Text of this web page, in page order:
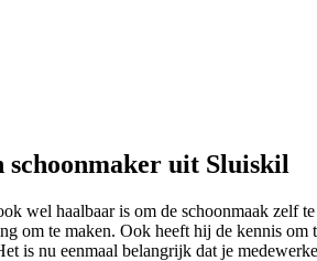
schoonmaker uit Sluiskil
wel haalbaar is om de schoonmaak zelf
om te maken. Ook heeft hij de kennis
is nu eenmaal belangrijk dat je